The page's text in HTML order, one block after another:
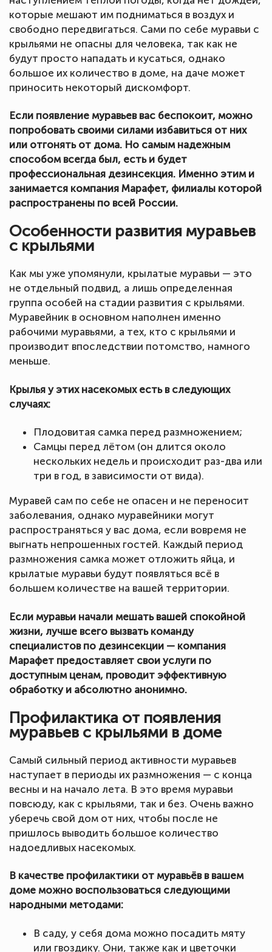
которые мешают им подниматься в воздух и
свободно передвигаться. Сами по себе муравьи с
крыльями не опасны для человека, так как не
будут просто нападать и кусаться, однако
большое их количество в доме, на даче может
приносить некоторый дискомфорт.
Если появление муравьев вас беспокоит, можно
попробовать своими силами избавиться от них
или отгонять от дома. Но самым надежным
способом всегда был, есть и будет
профессиональная дезинсекция. Именно этим и
занимается компания Марафет, филиалы которой
распространены по всей России.
Особенности развития муравьев
с крыльями
Как мы уже упомянули, крылатые муравьи — это
не отдельный подвид, а лишь определенная
группа особей на стадии развития с крыльями.
Муравейник в основном наполнен именно
рабочими муравьями, а тех, кто с крыльями и
производит впоследствии потомство, намного
меньше.
Крылья у этих насекомых есть в следующих
случаях:
Плодовитая самка перед размножением;
Самцы перед лётом (он длится около
нескольких недель и происходит раз-два или
три в год, в зависимости от вида).
Муравей сам по себе не опасен и не переносит
заболевания, однако муравейники могут
распространяться у вас дома, если вовремя не
выгнать непрошенных гостей. Каждый период
размножения самка может отложить яйца, и
крылатые муравьи будут появляться всё в
большем количестве на вашей территории.
Если муравьи начали мешать вашей спокойной
жизни, лучше всего вызвать команду
специалистов по дезинсекции — компания
Марафет предоставляет свои услуги по
доступным ценам, проводит эффективную
обработку и абсолютно анонимно.
Профилактика от появления
муравьев с крыльями в доме
Самый сильный период активности муравьев
наступает в периоды их размножения — с конца
весны и на начало лета. В это время муравьи
повсюду, как с крыльями, так и без. Очень важно
уберечь свой дом от них, чтобы после не
пришлось выводить большое количество
надоедливых насекомых.
В качестве профилактики от муравьёв в вашем
доме можно воспользоваться следующими
народными методами:
В саду, у себя дома можно посадить мяту
или гвоздику. Они, также как и цветочки